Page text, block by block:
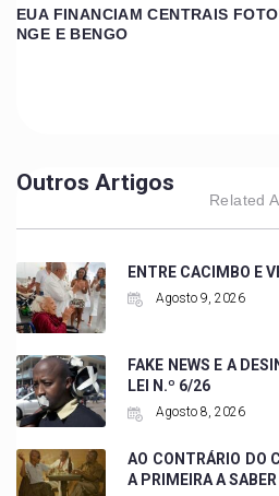
EUA FINANCIAM CENTRAIS
NGE E BENGO
Outros Artigos
Related
ENTRE CACIMBO E
Agosto 9, 2026
FAKE NEWS E A
LEI N.º 6/26
Agosto 8, 2026
AO CONTRÁRIO DO
A PRIMEIRA A SABER